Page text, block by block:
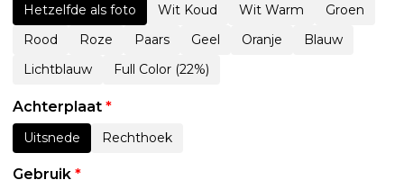
Hetzelfde als foto Wit Koud Wit Warm
Groen
Rood
Roze Paars Geel Oranje
Blauw
Lichtblauw
Full Color (22%)
Achterplaat *
Uitsnede Rechthoek
Gebruik *